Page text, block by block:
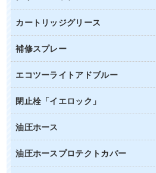
カートリッジグリース
補修スプレー
エコツーライトアドブルー
閉止栓「イエロック」
油圧ホース
油圧ホースプロテクトカバー